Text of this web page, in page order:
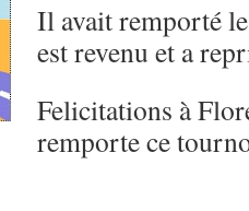
Il avait remporté
est revenu et a
Felicitations à
remporte ce